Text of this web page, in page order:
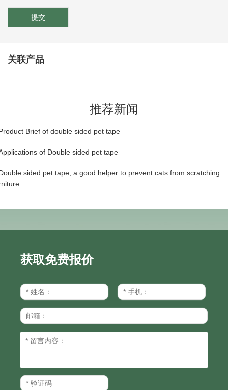
关联产品
推荐新闻
Brief of double sided pet tape
of Double sided pet tape
sided pet tape, a good helper to prevent cats from scratching
获取免费报价